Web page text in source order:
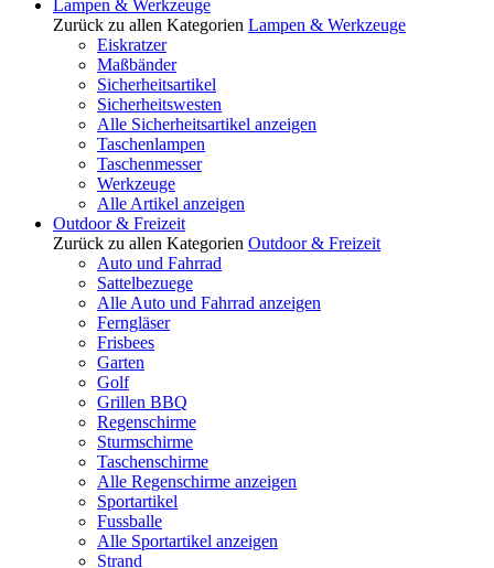
Lampen & Werkzeuge
Zurück zu allen Kategorien Lampen & Werkzeuge
Eiskratzer
Maßbänder
Sicherheitsartikel
Sicherheitswesten
Alle Sicherheitsartikel anzeigen
Taschenlampen
Taschenmesser
Werkzeuge
Alle Artikel anzeigen
Outdoor & Freizeit
Zurück zu allen Kategorien Outdoor & Freizeit
Auto und Fahrrad
Sattelbezuege
Alle Auto und Fahrrad anzeigen
Ferngläser
Frisbees
Garten
Golf
Grillen BBQ
Regenschirme
Sturmschirme
Taschenschirme
Alle Regenschirme anzeigen
Sportartikel
Fussballe
Alle Sportartikel anzeigen
Strand